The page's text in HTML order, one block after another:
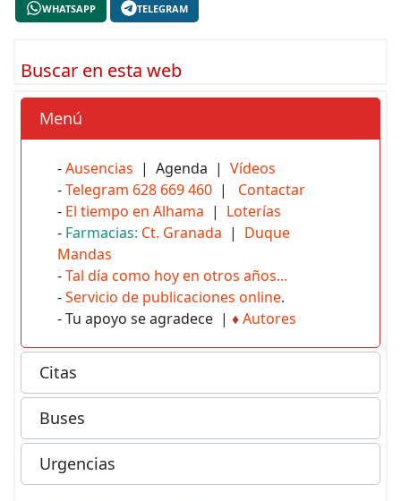
WHATSAPP TELEGRAM
Buscar en esta web
Menú
-Ausencias | Agenda | Vídeos
-Telegram 628 669 460 | Contactar
- El tiempo en Alhama | Loterías
- Farmacias: Ct. Granada | Duque
Mandas
-Tal día como hoy en otros años...
-Servicio de publicaciones online.
- Tu apoyo se agradece | ♦Autores
Citas
Buses
Urgencias